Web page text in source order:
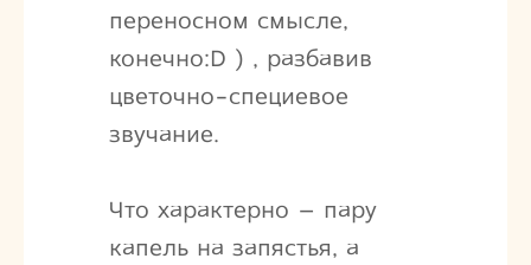
переносном смысле,
конечно:D ) , разбавив
цветочно-специевое
звучание.
Что характерно – пару
капель на запястья, а